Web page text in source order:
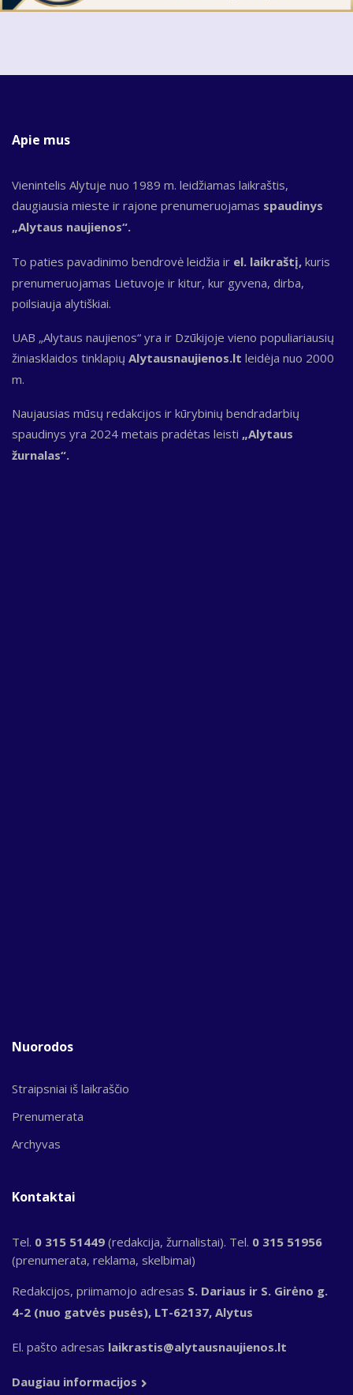
Apie mus
Vienintelis Alytuje nuo 1989 m. leidžiamas laikraštis,
daugiausia mieste ir rajone prenumeruojamas spaudinys
„Alytaus naujienos“.
To paties pavadinimo bendrovė leidžia ir el. laikraštį, kuris
prenumeruojamas Lietuvoje ir kitur, kur gyvena, dirba,
poilsiauja alytiškiai.
UAB „Alytaus naujienos“ yra ir Dzūkijoje vieno populiariausių
žiniasklaidos tinklapių Alytausnaujienos.lt leidėja nuo 2000
m.
Naujausias mūsų redakcijos ir kūrybinių bendradarbių
spaudinys yra 2024 metais pradėtas leisti „Alytaus
žurnalas“.
Nuorodos
Straipsniai iš laikraščio
Prenumerata
Archyvas
Kontaktai
Tel. 0 315 51449 (redakcija, žurnalistai). Tel. 0 315 51956
(prenumerata, reklama, skelbimai)
Redakcijos, priimamojo adresas S. Dariaus ir S. Girėno g.
4-2 (nuo gatvės pusės), LT-62137, Alytus
El. pašto adresas laikrastis@alytausnaujienos.lt
Daugiau informacijos